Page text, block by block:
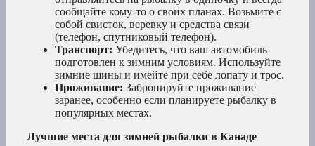
сообщайте кому-то о своих планах. Возьмите с
собой свисток, веревку и средства связи
(телефон, спутниковый телефон).
Транспорт: Убедитесь, что ваш автомобиль
подготовлен к зимним условиям. Используйте
зимние шины и имейте при себе лопату и трос.
Проживание: Забронируйте проживание
заранее, особенно если планируете рыбалку в
популярных местах.
Лучшие места для зимней рыбалки в Канаде